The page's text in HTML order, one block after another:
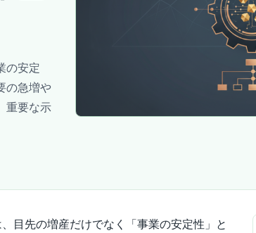
の安定
の急増や
重要な示
目先の増産だけでなく「事業の安定性」と